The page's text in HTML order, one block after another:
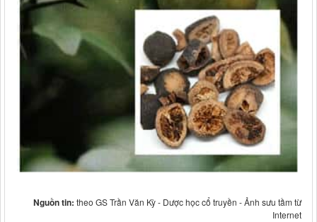
Nguồn tin: theo GS Trần Văn Kỳ - Dược học cổ truyền - Ảnh sưu tầm từ
Internet